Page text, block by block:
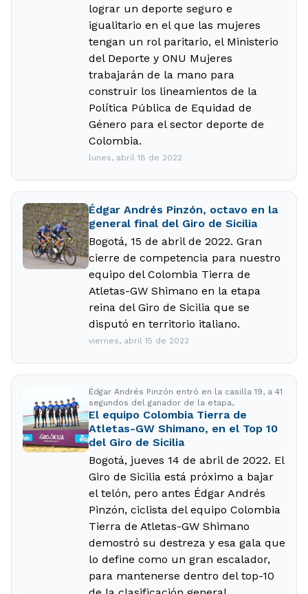
lograr un deporte seguro e
igualitario en el que las mujeres
tengan un rol paritario, el Ministerio
del Deporte y ONU Mujeres
trabajarán de la mano para
construir los lineamientos de la
Política Pública de Equidad de
Género para el sector deporte de
Colombia.
lunes, abril 18 de 2022
Édgar Andrés Pinzón, octavo en la
general final del Giro de Sicilia
Bogotá, 15 de abril de 2022. Gran
cierre de competencia para nuestro
equipo del Colombia Tierra de
Atletas-GW Shimano en la etapa
reina del Giro de Sicilia que se
disputó en territorio italiano.
viernes, abril 15 de 2022
Édgar Andrés Pinzón entró en la casilla 19, a 41
segundos del ganador de la etapa,
El equipo Colombia Tierra de
Atletas-GW Shimano, en el Top 10
del Giro de Sicilia
Bogotá, jueves 14 de abril de 2022. El
Giro de Sicilia está próximo a bajar
el telón, pero antes Édgar Andrés
Pinzón, ciclista del equipo Colombia
Tierra de Atletas-GW Shimano
demostró su destreza y esa gala que
lo define como un gran escalador,
para mantenerse dentro del top-10